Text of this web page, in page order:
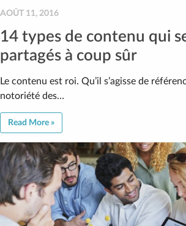
AOÛT 11, 2016
14 types de contenu qui
partagés à coup sûr
Le contenu est roi. Qu’il s’agisse de
notoriété des…
Read More »